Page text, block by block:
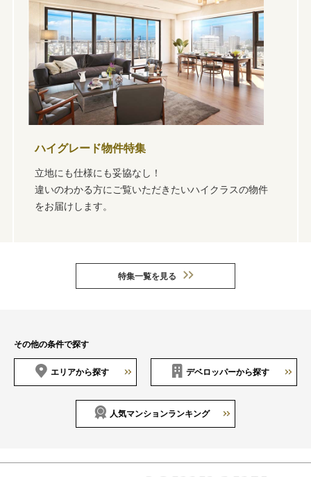
ド物件特集
様にも妥協なし！
る方にご覧いただきたいハイクラスの物件
以内の物件を
特集一覧を見る
その他の条件で探す
エリアから探す デベロッパーから探す
人気マンションランキング